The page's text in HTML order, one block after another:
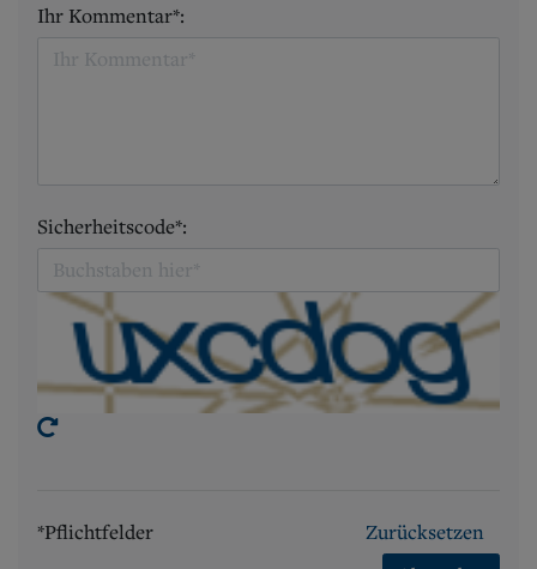
Ihr Kommentar*:
Sicherheitscode*:
*Pflichtfelder
Zurücksetzen